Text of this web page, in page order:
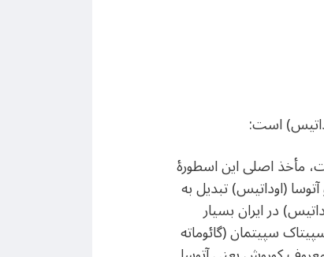
است:
مأخذ اصلی این اسطورهٔ
(اوداتیس) تبدیل به
در ایران بسیار
سپیتمان (گائوماته